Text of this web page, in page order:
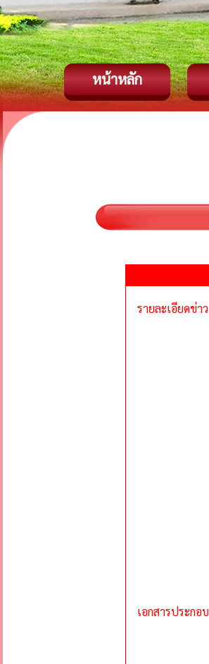
หน้าหลัก
รายละเอียดข่าว
เอกสารประกอบ